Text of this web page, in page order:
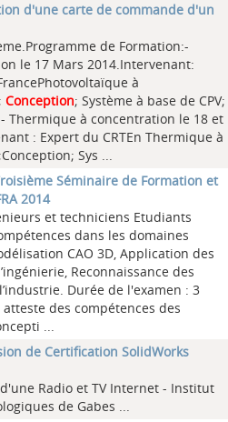
d'une carte de commande d'un
de Formation:-
le 17 Mars 2014.Intervenant:
à
Conception; Système à base de CPV;
Thermique à concentration le 18 et
: Expert du CRTEn Thermique à
Sys ...
Séminaire de Formation et
2014
et techniciens Etudiants
dans les domaines
CAO 3D, Application des
Reconnaissance des
Durée de l'examen : 3
des compétences des
...
de Certification SolidWorks
Radio et TV Internet - Institut
de Gabes ...